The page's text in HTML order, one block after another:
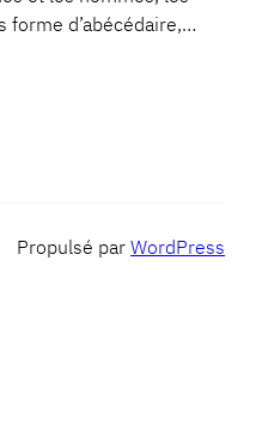
forme d’abécédaire,…
Propulsé parWordPress